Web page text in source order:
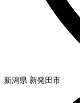
新潟県 新発田市